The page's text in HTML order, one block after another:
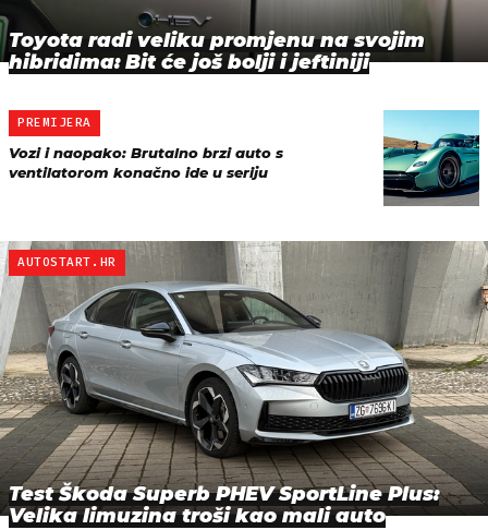
Toyota radi veliku promjenu na svojim
hibridima: Bit će još bolji i jeftiniji
PREMIJERA
Vozi i naopako: Brutalno brzi auto s
ventilatorom konačno ide u seriju
AUTOSTART.HR
Test Škoda Superb PHEV SportLine Plus:
Velika limuzina troši kao mali auto